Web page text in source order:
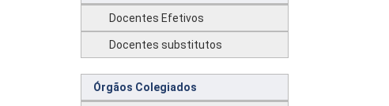
Docentes Efetivos
Docentes substitutos
Órgãos Colegiados